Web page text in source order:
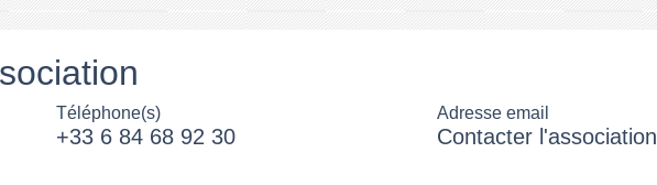
Téléphone(s)
+33 6 84 68 92 30
Adresse email
Contacter l'association